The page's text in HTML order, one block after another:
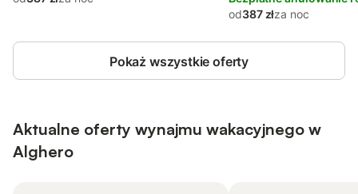
od387 złza noc
Pokaż wszystkie oferty
Aktualne oferty wynajmu wakacyjnego w
Alghero